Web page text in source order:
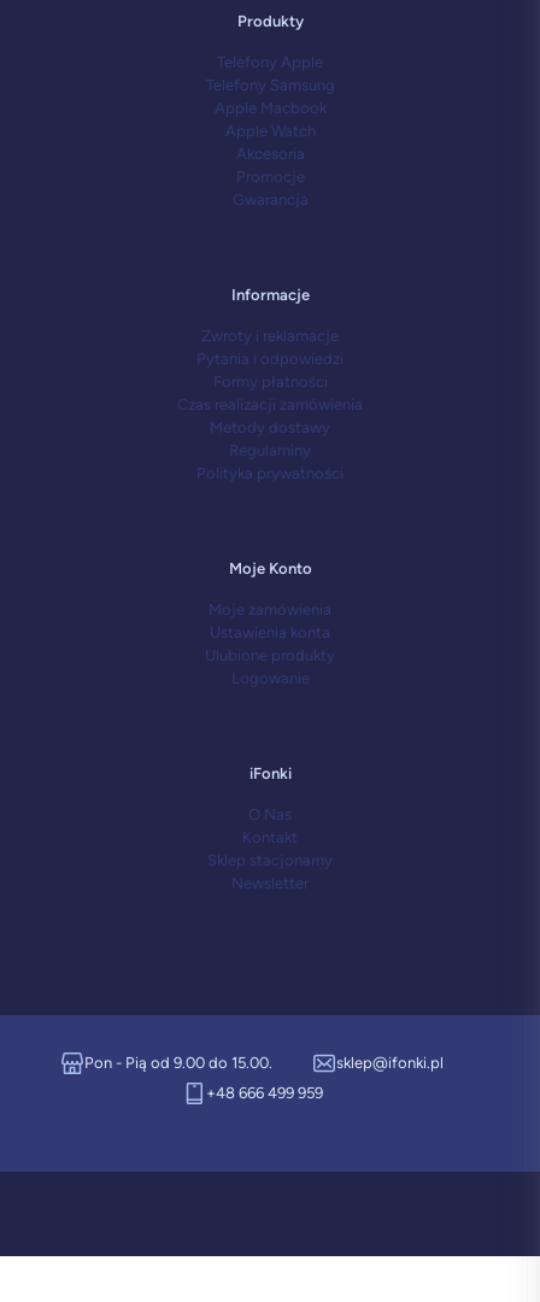
Produkty
Telefony Apple
Telefony Samsung
Apple Macbook
Apple Watch
Akcesoria
Promocje
Gwarancja
Informacje
Zwroty i reklamacje
Pytania i odpowiedzi
Formy płatności
Czas realizacji zamówienia
Metody dostawy
Regulaminy
Polityka prywatności
Moje Konto
Moje zamówienia
Ustawienia konta
Ulubione produkty
Logowanie
iFonki
O Nas
Kontakt
Sklep stacjonarny
Newsletter
Pon - Pią od 9.00 do 15.00.
sklep@ifonki.pl
+48 666 499 959